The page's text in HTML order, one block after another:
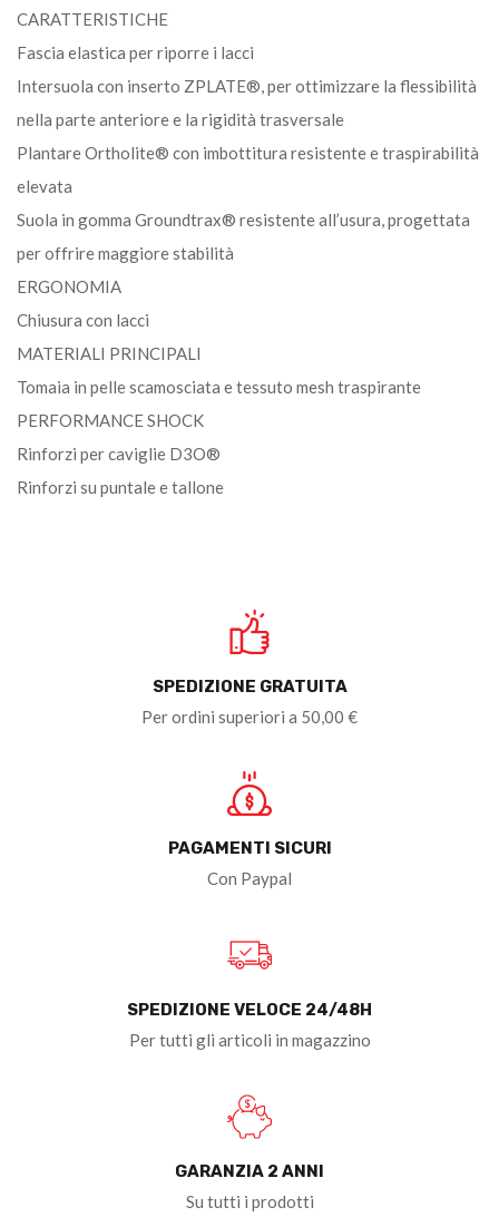
CARATTERISTICHE
Fascia elastica per riporre i lacci
Intersuola con inserto ZPLATE®, per ottimizzare la flessibilità
nella parte anteriore e la rigidità trasversale
Plantare Ortholite® con imbottitura resistente e traspirabilità
elevata
Suola in gomma Groundtrax® resistente all’usura, progettata
per offrire maggiore stabilità
ERGONOMIA
Chiusura con lacci
MATERIALI PRINCIPALI
Tomaia in pelle scamosciata e tessuto mesh traspirante
PERFORMANCE SHOCK
Rinforzi per caviglie D3O®
Rinforzi su puntale e tallone
SPEDIZIONE GRATUITA
Per ordini superiori a 50,00 €
PAGAMENTI SICURI
Con Paypal
SPEDIZIONE VELOCE 24/48H
Per tutti gli articoli in magazzino
GARANZIA 2 ANNI
Su tutti i prodotti